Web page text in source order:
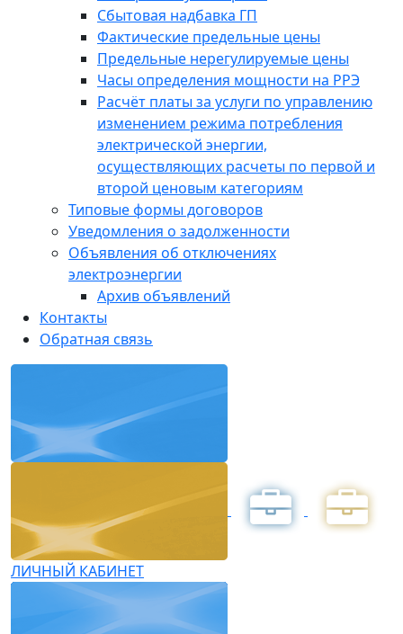
Сбытовая надбавка ГП
Фактические предельные цены
Предельные нерегулируемые цены
Часы определения мощности на РРЭ
Расчёт платы за услуги по управлению
изменением режима потребления
электрической энергии,
осуществляющих расчеты по первой и
второй ценовым категориям
Типовые формы договоров
Уведомления о задолженности
Объявления об отключениях
электроэнергии
Архив объявлений
Контакты
Обратная связь
ЛИЧНЫЙ КАБИНЕТ